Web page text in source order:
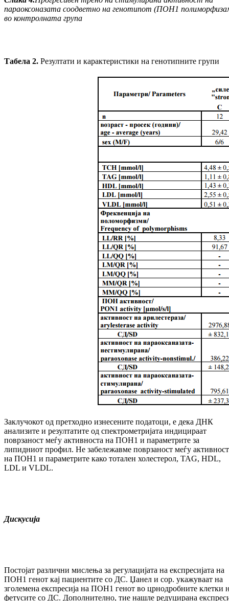
параоксоназата соодветно на генотипот (ПОН1
во контролната група
Табела 2. Резултати и карактеристики на генотипните групи
Заклучокот од претходно изнесените податоци, е дека ДНК
анализите и резултатите од спектрометријата индицираат
поврзаност меѓу активноста на ПОН1 и параметрите за
липидниот профил. Не забележавме поврзаност меѓу
на ПОН1 и параметрите како тотален холестерол, TAG, HDL,
LDL и VLDL.
Дискусија
Постојат различни мислења за регулацијата на експресијата на
ПОН1 генот кај пациентите со ДС. Џанел и сор. укажуваат на
зголемена експресија на ПОН1 генот во црнодробните клетки
фетусите со ДС. Дополнително, тие нашле редуцирана